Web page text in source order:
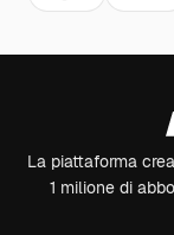
La piattaforma
1 milione di